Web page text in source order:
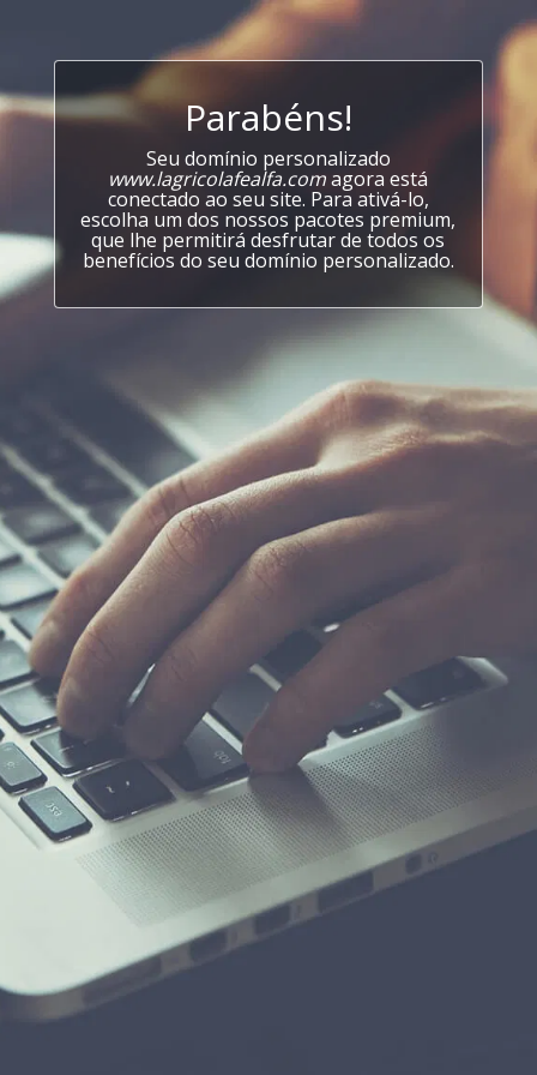
Parabéns!
Seu domínio personalizado
www.lagricolafealfa.comagora está
conectado ao seu site. Para ativá-lo,
escolha um dos nossos pacotes premium,
que lhe permitirá desfrutar de todos os
benefícios do seu domínio personalizado.